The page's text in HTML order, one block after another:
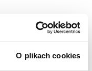
O plikach cookies
szlakiem ze
Porcellain Fabrique),